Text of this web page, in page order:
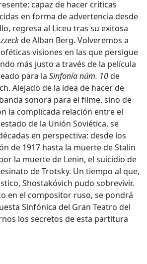
capaz de hacer críticas
en forma de advertencia desde
regresa al Liceu tras su exitosa
de Alban Berg. Volveremos a
visiones en las que persigue
más justo a través de la película
para la Sinfoníanúm. 10de
Alejado de la idea de hacer de
sonora para el filme, sino de
la complicada relación entre el
de la Unión Soviética, se
en perspectiva: desde los
de 1917 hasta la muerte de Stalin
la muerte de Lenin, el suicidio de
de Trotsky. Un tiempo al que,
Shostakóvich pudo sobrevivir.
en el compositor ruso, se pondrá
Sinfónica del Gran Teatro del
los secretos de esta partitura